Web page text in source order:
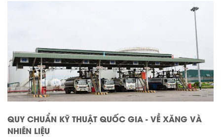
QUY CHUẨN KỸ THUẬT QUỐC GIA - VỀ XĂNG VÀ
NHIÊN LIỆU